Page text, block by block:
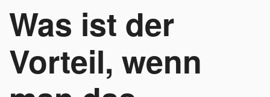
Was ist der
Vorteil, wenn